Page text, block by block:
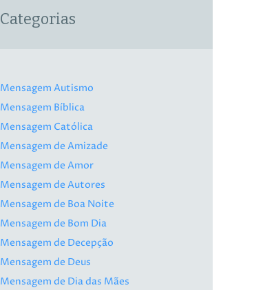
Categorias
Mensagem Autismo
Mensagem Bíblica
Mensagem Católica
Mensagem de Amizade
Mensagem de Amor
Mensagem de Autores
Mensagem de Boa Noite
Mensagem de Bom Dia
Mensagem de Decepção
Mensagem de Deus
Mensagem de Dia das Mães